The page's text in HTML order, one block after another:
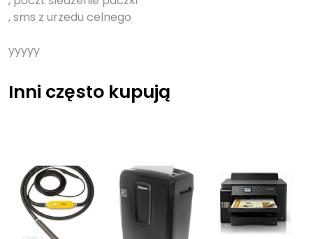
, sms z urzedu celnego
yyyyy
Inni często kupują